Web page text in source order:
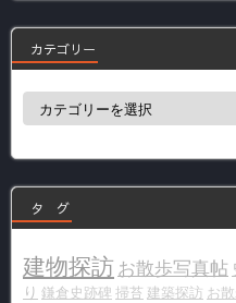
カテゴリー
ー
タ グ
建物探訪 お散歩写真帖
り 鎌倉史跡碑 掃苔 建築探訪 お